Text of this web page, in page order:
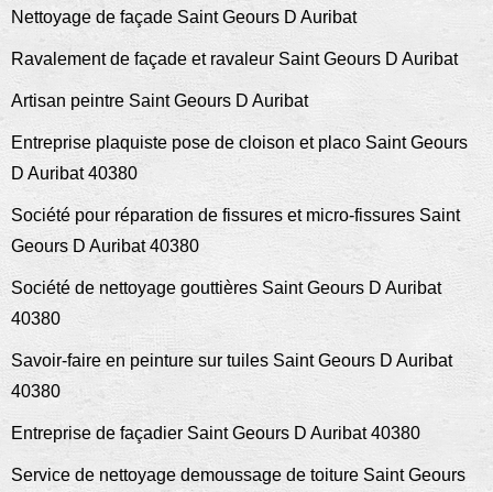
Nettoyage de façade Saint Geours D Auribat
Ravalement de façade et ravaleur Saint Geours D Auribat
Artisan peintre Saint Geours D Auribat
Entreprise plaquiste pose de cloison et placo Saint Geours
D Auribat 40380
Société pour réparation de fissures et micro-fissures Saint
Geours D Auribat 40380
Société de nettoyage gouttières Saint Geours D Auribat
40380
Savoir-faire en peinture sur tuiles Saint Geours D Auribat
40380
Entreprise de façadier Saint Geours D Auribat 40380
Service de nettoyage demoussage de toiture Saint Geours